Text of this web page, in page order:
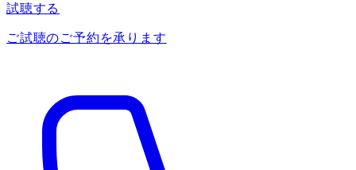
試聴する
ご試聴のご予約を承ります